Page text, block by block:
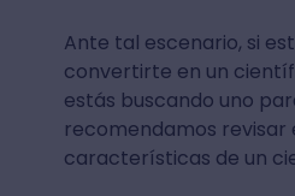
Ante tal escenario, si
convertirte en un
estás buscando uno
recomendamos revisar
características de un